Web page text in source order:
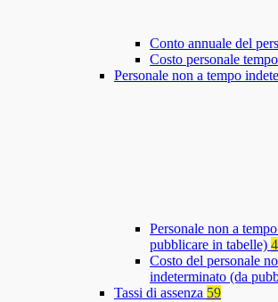
Conto annuale del
Costo personale
Personale non a tempo
Personale non a
pubblicare in tabelle) 4
Costo del personale
indeterminato (da
Tassi di assenza 59